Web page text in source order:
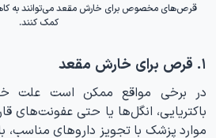
قرص‌های مخصوص برای خارش مقعد می‌توانند به
کمک کنند.
۱. قرص برای خارش مقعد
در برخی مواقع ممکن است علت
باکتریایی، انگل‌ها یا حتی عفونت‌های
موارد پزشک با تجویز داروهای مناسب،